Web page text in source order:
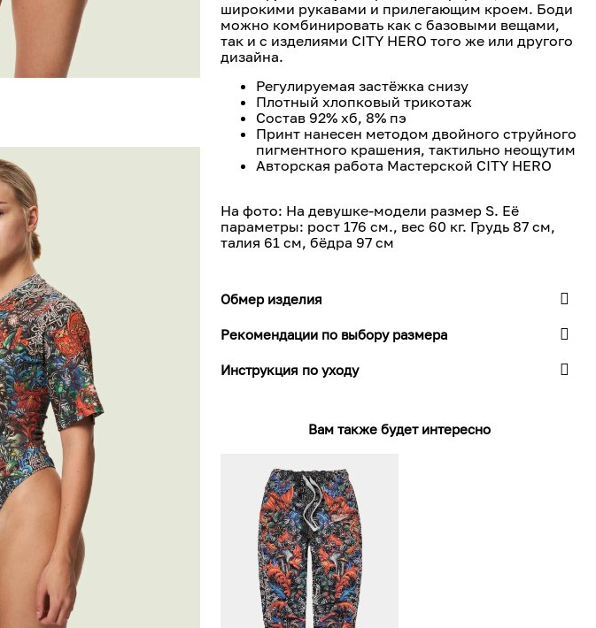
широкими рукавами и прилегающим кроем. Боди
можно комбинировать как с базовыми вещами,
так и с изделиями CITY HERO того же или другого
дизайна.
Регулируемая застёжка снизу
Плотный хлопковый трикотаж
Состав 92% хб, 8% пэ
Принт нанесен методом двойного струйного
пигментного крашения, тактильно неощутим
Авторская работа Мастерской CITY HERO
На фото: На девушке-модели размер S. Её
параметры: рост 176 см., вес 60 кг. Грудь 87 см,
талия 61 см, бёдра 97 см
Обмер изделия
Рекомендации по выбору размера
Инструкция по уходу
Вам также будет интересно